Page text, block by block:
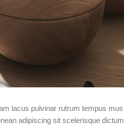
lacus pulvinar rutrum tempus
adipiscing sit scelerisque